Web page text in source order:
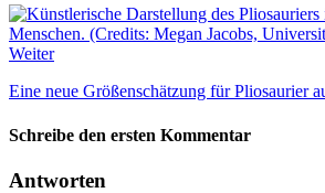
Weiter
Eine neue Größenschätzung für Pliosaurier
Schreibe den ersten Kommentar
Antworten